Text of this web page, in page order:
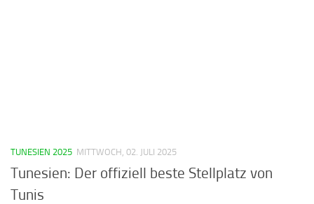
TUNESIEN 2025 MITTWOCH, 02. JULI 2025
Tunesien: Der offiziell beste Stellplatz von
Tunis